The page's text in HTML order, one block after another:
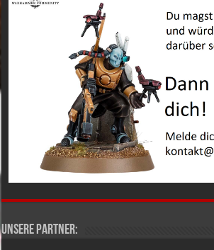
Unsere Partner: